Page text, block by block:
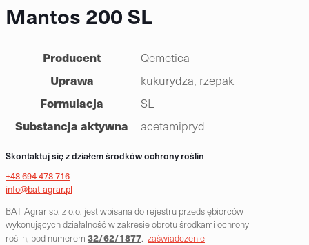
Mantos 200 SL
Producent Qemetica
Uprawa kukurydza, rzepak
Formulacja SL
Substancja aktywna acetamipryd
Skontaktuj się z działem środków ochrony roślin
+48 694 478 716
info@bat-agrar.pl
BAT Agrar sp. z o.o. jest wpisana do rejestru przedsiębiorców
wykonujących działalność w zakresie obrotu środkami ochrony
roślin, pod numerem 32/62/1877. zaświadczenie